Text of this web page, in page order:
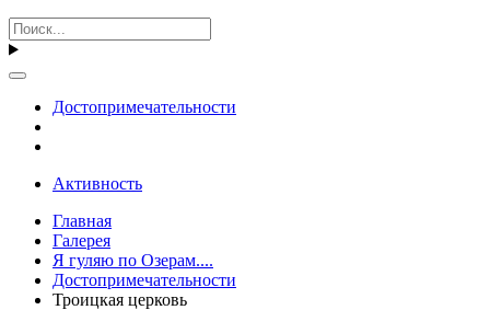
Достопримечательности
Активность
Главная
Галерея
Я гуляю по Озерам....
Достопримечательности
Троицкая церковь